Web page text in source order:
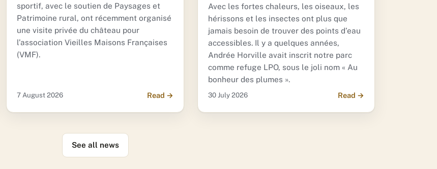
sportif, avec le soutien de Paysages et
Patrimoine rural, ont récemment organisé
une visite privée du château pour
l’association Vieilles Maisons Françaises
(VMF).
7 August 2026 Read →
Avec les fortes chaleurs, les oiseaux, les
hérissons et les insectes ont plus que
jamais besoin de trouver des points d’eau
accessibles. Il y a quelques années,
Andrée Horville avait inscrit notre parc
comme refuge LPO, sous le joli nom « Au
bonheur des plumes ».
30 July 2026 Read →
See all news